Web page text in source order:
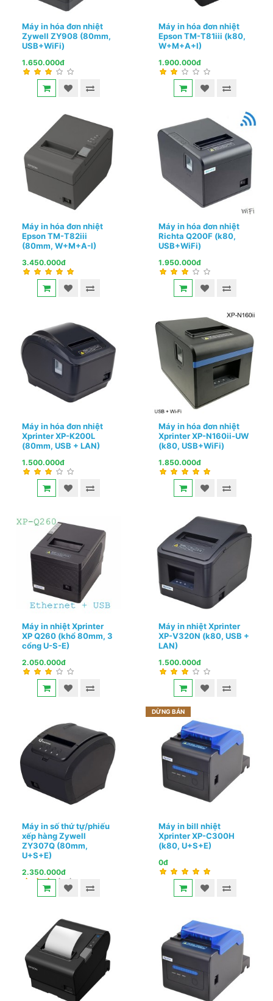
Máy in hóa đơn nhiệt
Zywell ZY908 (80mm,
USB+WiFi)
1.650.000đ
Máy in hóa đơn nhiệt
Epson TM-T81iii (k80,
W+M+A+I)
1.900.000đ
Máy in hóa đơn nhiệt
Epson TM-T82iii
(80mm, W+M+A-I)
3.450.000đ
Máy in hóa đơn nhiệt
Richta Q200F (k80,
USB+WiFi)
1.950.000đ
Máy in hóa đơn nhiệt
Xprinter XP-K200L
(80mm, USB + LAN)
1.500.000đ
Máy in hóa đơn nhiệt
Xprinter XP-N160ii-UW
(k80, USB+WiFi)
1.850.000đ
Máy in nhiệt Xprinter
XP Q260 (khổ 80mm, 3
cổng U-S-E)
2.050.000đ
Máy in nhiệt Xprinter
XP-V320N (k80, USB +
LAN)
1.500.000đ
Máy in số thứ tự/phiếu
xếp hàng Zywell
ZY307Q (80mm,
U+S+E)
2.350.000đ
DỪNG BÁN
Máy in bill nhiệt
Xprinter XP-C300H
(k80, U+S+E)
0đ